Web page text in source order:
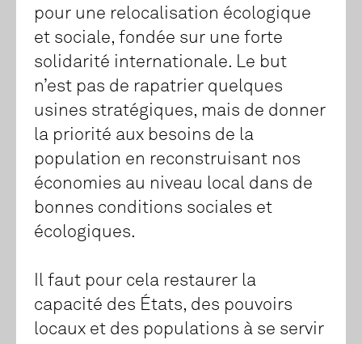
pour une relocalisation écologique
et sociale, fondée sur une forte
solidarité internationale. Le but
n’est pas de rapatrier quelques
usines stratégiques, mais de donner
la priorité aux besoins de la
population en reconstruisant nos
économies au niveau local dans de
bonnes conditions sociales et
écologiques.
Il faut pour cela restaurer la
capacité des États, des pouvoirs
locaux et des populations à se servir